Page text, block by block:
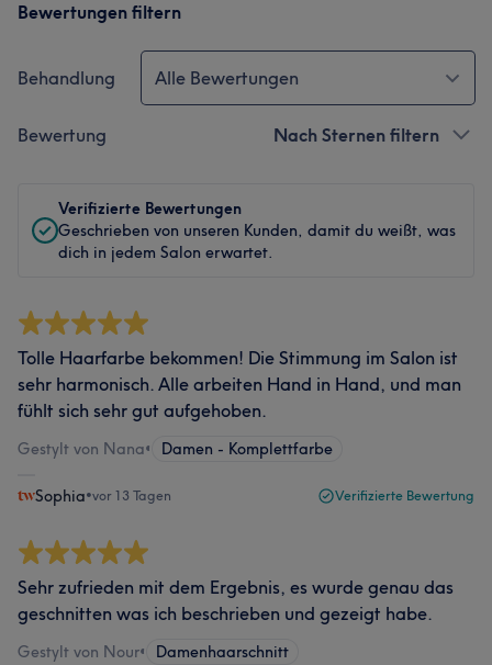
Bewertungen filtern
Behandlung Alle Bewertungen
Bewertung Nach Sternen filtern
Verifizierte Bewertungen
Geschrieben von unseren Kunden, damit du weißt, was
dich in jedem Salon erwartet.
Tolle Haarfarbe bekommen! Die Stimmung im Salon ist
sehr harmonisch. Alle arbeiten Hand in Hand, und man
fühlt sich sehr gut aufgehoben.
Gestylt von Nana• Damen - Komplettfarbe
Sophia•vor 13 Tagen Verifizierte Bewertung
Sehr zufrieden mit dem Ergebnis, es wurde genau das
geschnitten was ich beschrieben und gezeigt habe.
Gestylt von Nour• Damenhaarschnitt